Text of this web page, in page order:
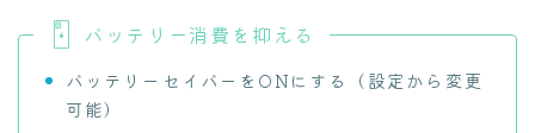
バッテリー消費を抑える
バッテリーセイバーをONにする（設定から変更
可能）